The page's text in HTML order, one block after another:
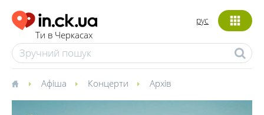
Ти в Черкасах
рус
Афіша Концерти Архів